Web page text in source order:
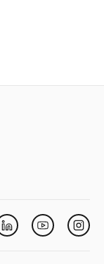
LinkedinYoutube